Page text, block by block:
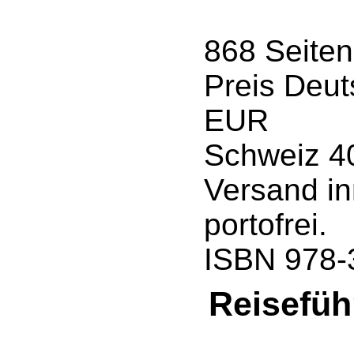
868 Seiten
Preis
EUR
Schweiz
Versand
portofrei.
ISBN